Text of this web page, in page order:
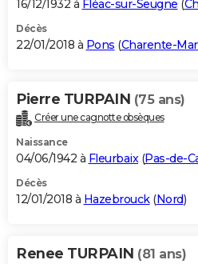
16/12/1932 à Fléac-sur-Seugne (
Décès
22/01/2018 à Pons (Charente-
Pierre TURPAIN (75 ans)
Créer une cagnotte obsèques
Naissance
04/06/1942 à Fleurbaix(Pas-de-
Décès
12/01/2018 à Hazebrouck(Nord)
Renee TURPAIN (81 ans)